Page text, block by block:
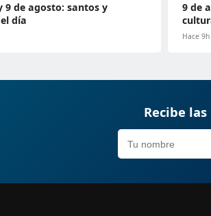
9 de agosto: santos y
día
9 de
Hace 9h
Recibe